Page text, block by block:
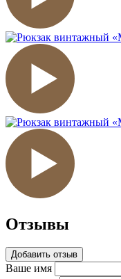
Отзывы
Добавить отзыв
Ваше имя